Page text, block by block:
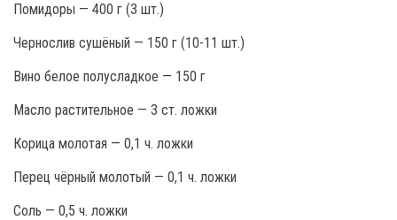
Помидоры — 400 г (3 шт.)
Чернослив сушёный — 150 г (10-11 шт.)
Вино белое полусладкое — 150 г
Масло растительное — 3 ст. ложки
Корица молотая — 0,1 ч. ложки
Перец чёрный молотый — 0,1 ч. ложки
Соль — 0,5 ч. ложки